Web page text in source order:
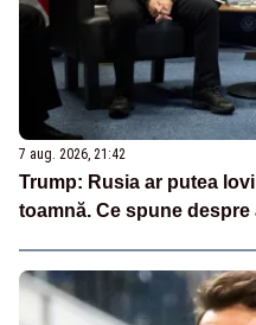
7 aug. 2026, 21:42
Trump: Rusia ar putea
toamnă. Ce spune